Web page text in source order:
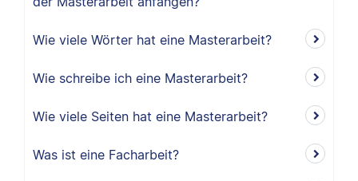
Wie viele Wörter hat eine Masterarbeit?
Wie schreibe ich eine Masterarbeit?
Wie viele Seiten hat eine Masterarbeit?
Was ist eine Facharbeit?